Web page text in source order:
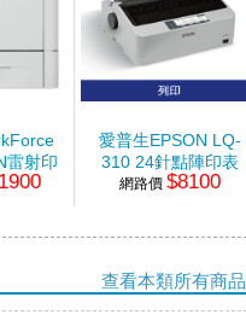
雷射印
愛普生EPSON LQ-
310 24針點陣印表
機
網路價 $8100
查看本類所有商品